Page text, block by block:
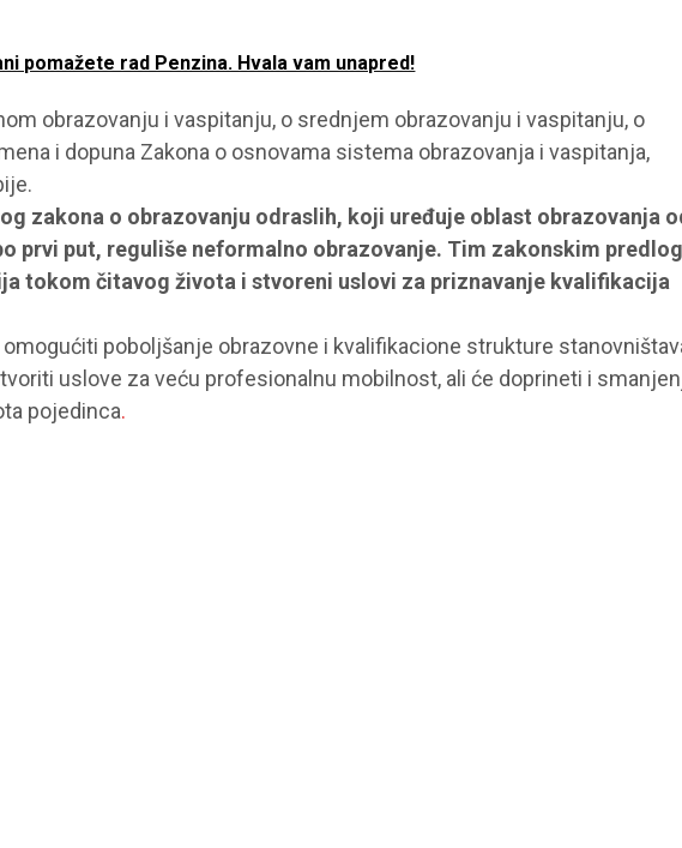
pomažete rad Penzina. Hvala vam unapred!
obrazovanju i vaspitanju, o srednjem obrazovanju i vaspitanju, o
i dopuna Zakona o osnovama sistema obrazovanja i vaspitanja,
zakona o obrazovanju odraslih, koji uređuje oblast obrazovanja
prvi put, reguliše neformalno obrazovanje. Tim zakonskim
tokom čitavog života i stvoreni uslovi za priznavanje kvalifikacija
omogućiti poboljšanje obrazovne i kvalifikacione strukture
uslove za veću profesionalnu mobilnost, ali će doprineti i
pojedinca.